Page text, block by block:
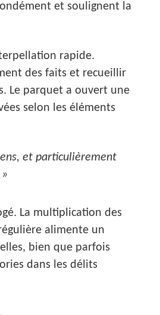
et soulignent la
rapide.
des faits et recueillir
Le parquet a ouvert une
selon les éléments
et particulièrement
La multiplication des
alimente un
bien que parfois
dans les délits